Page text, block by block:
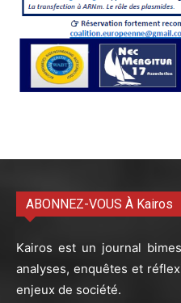
ABONNEZ-VOUS À Kairos
Kairos est un journal
analyses, enquêtes et
enjeux de société.